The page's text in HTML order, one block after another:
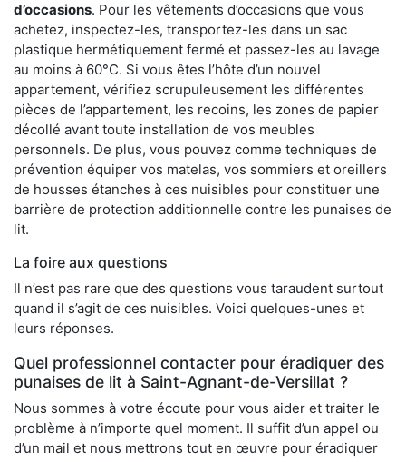
d’occasions. Pour les vêtements d’occasions que vous
achetez, inspectez-les, transportez-les dans un sac
plastique hermétiquement fermé et passez-les au lavage
au moins à 60°C. Si vous êtes l’hôte d’un nouvel
appartement, vérifiez scrupuleusement les différentes
pièces de l’appartement, les recoins, les zones de papier
décollé avant toute installation de vos meubles
personnels. De plus, vous pouvez comme techniques de
prévention équiper vos matelas, vos sommiers et oreillers
de housses étanches à ces nuisibles pour constituer une
barrière de protection additionnelle contre les punaises de
lit.
La foire aux questions
Il n’est pas rare que des questions vous taraudent surtout
quand il s’agit de ces nuisibles. Voici quelques-unes et
leurs réponses.
Quel professionnel contacter pour éradiquer des
punaises de lit à Saint-Agnant-de-Versillat ?
Nous sommes à votre écoute pour vous aider et traiter le
problème à n’importe quel moment. Il suffit d’un appel ou
d’un mail et nous mettrons tout en œuvre pour éradiquer